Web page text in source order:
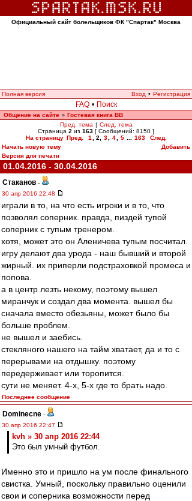
Официальный сайт болельщиков ФК "Спартак" Москва
Полная версия Вход • Регистрация
FAQ • Поиск
Общение на сайте » Гостевая книга ВВ
Пред. тема | След. тема
Страница 2 из 163 [ Сообщений: 8150 ]
На страницу Пред. 1 2 3 4 5 163
След.
Начать новую тему
Добавить
Версия для печати
01.04.2016 - 30.04.2016
Cтаканов -
30 апр 2016 22:48
играли в то, на что есть игроки и в то, что
позволял соперник. правда, пиздей тупой
соперник с тупым тренером.
хотя, может это он Аленичева тупым посчитал.
игру делают два урода - наш бывший и второй
жирный. их приперли подстраховкой промеса и
попова.
а в центр лезть некому, поэтому вышел
миранчук и создал два момента. вышел бы
сначала вместо обезьяны, может было бы
больше проблем.
не вышел и заебись.
стекляного нашего на тайм хватает, да и то с
перерывами на отдышку. поэтому
передерживает или торопится.
сути не меняет. 4-х, 5-х где то брать надо.
Последнее сообщение
Dominecne -
30 апр 2016 22:47
kvh » 30 апр 2016 22:44
Это был умный футбол.
Именно это и пришло на ум после финального
свистка. Умный, поскольку правильно оценили
свои и соперника возможности перед